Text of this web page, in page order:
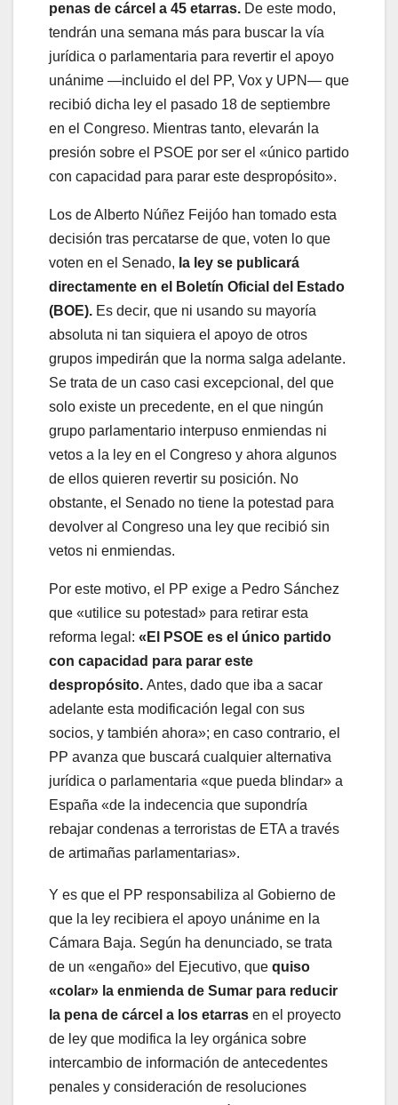
penas de cárcel a 45 etarras. De este modo,
tendrán una semana más para buscar la vía
jurídica o parlamentaria para revertir el apoyo
unánime —incluido el del PP, Vox y UPN— que
recibió dicha ley el pasado 18 de septiembre
en el Congreso. Mientras tanto, elevarán la
presión sobre el PSOE por ser el «único partido
con capacidad para parar este despropósito».
Los de Alberto Núñez Feijóo han tomado esta
decisión tras percatarse de que, voten lo que
voten en el Senado, la ley se publicará
directamente en el Boletín Oficial del Estado
(BOE). Es decir, que ni usando su mayoría
absoluta ni tan siquiera el apoyo de otros
grupos impedirán que la norma salga adelante.
Se trata de un caso casi excepcional, del que
solo existe un precedente, en el que ningún
grupo parlamentario interpuso enmiendas ni
vetos a la ley en el Congreso y ahora algunos
de ellos quieren revertir su posición. No
obstante, el Senado no tiene la potestad para
devolver al Congreso una ley que recibió sin
vetos ni enmiendas.
Por este motivo, el PP exige a Pedro Sánchez
que «utilice su potestad» para retirar esta
reforma legal: «El PSOE es el único partido
con capacidad para parar este
despropósito. Antes, dado que iba a sacar
adelante esta modificación legal con sus
socios, y también ahora»; en caso contrario, el
PP avanza que buscará cualquier alternativa
jurídica o parlamentaria «que pueda blindar» a
España «de la indecencia que supondría
rebajar condenas a terroristas de ETA a través
de artimañas parlamentarias».
Y es que el PP responsabiliza al Gobierno de
que la ley recibiera el apoyo unánime en la
Cámara Baja. Según ha denunciado, se trata
de un «engaño» del Ejecutivo, que quiso
«colar» la enmienda de Sumar para reducir
la pena de cárcel a los etarras en el proyecto
de ley que modifica la ley orgánica sobre
intercambio de información de antecedentes
penales y consideración de resoluciones